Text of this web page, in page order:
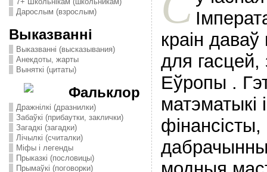
Дарослым (взрослым)
Выказванні
Выказванні (высказывания)
Анекдоты, жарты
Выняткі (цитаты)
Фальклор
Дражнілкі (дразнилки)
Забаўкі (прибаутки, заклички)
Загадкі (загадки)
Лічылкі (считалки)
Міфы і легенды
Прыказкі (пословицы)
Прымаўкі (поговорки)
краін
для
Еўропы .
матэматыкі і